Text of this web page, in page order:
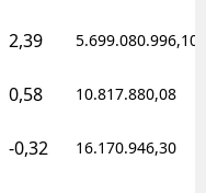
2,39 5.699.080.996,10
0,58 10.817.880,08
-0,32 16.170.946,30